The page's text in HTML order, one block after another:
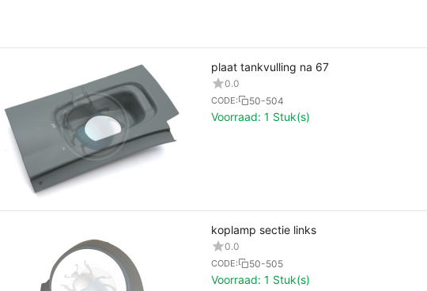
plaat tankvulling na 67
0.0
CODE: 50-504
Voorraad: 1 Stuk(s)
koplamp sectie links
0.0
CODE: 50-505
Voorraad: 1 Stuk(s)